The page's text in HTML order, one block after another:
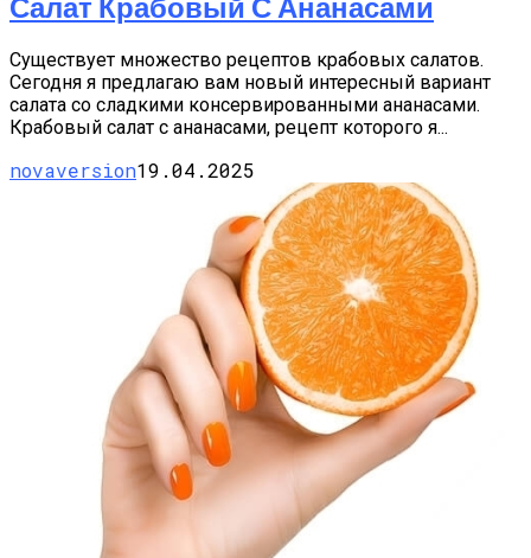
Существует множество рецептов крабовых салатов.
Сегодня я предлагаю вам новый интересный вариант
салата со сладкими консервированными ананасами.
Крабовый салат с ананасами, рецепт которого я...
novaversion19.04.2025